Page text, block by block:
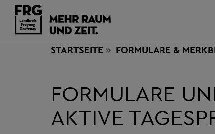
STARTSEITE FORMULARE &
FORMULARE
AKTIVE